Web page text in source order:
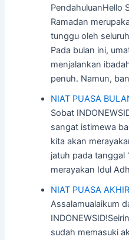
PendahuluanHello
Ramadan
tunggu oleh
Pada bulan ini,
menjalankan
penuh. Namun,
NIAT PUASA
Sobat
sangat istimewa
kita akan
jatuh pada tanggal
merayakan Idul
NIAT PUASA
Assalamualaikum
sudah memasuki